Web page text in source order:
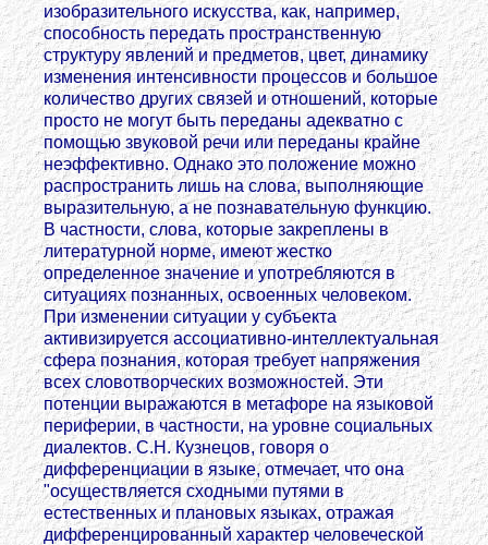
изобразительного искусства, как, например,
способность передать пространственную
структуру явлений и предметов, цвет, динамику
изменения интенсивности процессов и большое
количество других связей и отношений, которые
просто не могут быть переданы адекватно с
помощью звуковой речи или переданы крайне
неэффективно. Однако это положение можно
распространить лишь на слова, выполняющие
выразительную, а не познавательную функцию.
В частности, слова, которые закреплены в
литературной норме, имеют жестко
определенное значение и употребляются в
ситуациях познанных, освоенных человеком.
При изменении ситуации у субъекта
активизируется ассоциативно-интеллектуальная
сфера познания, которая требует напряжения
всех словотворческих возможностей. Эти
потенции выражаются в метафоре на языковой
периферии, в частности, на уровне социальных
диалектов. С.Н. Кузнецов, говоря о
дифференциации в языке, отмечает, что она
"осуществляется сходными путями в
естественных и плановых языках, отражая
дифференцированный характер человеческой